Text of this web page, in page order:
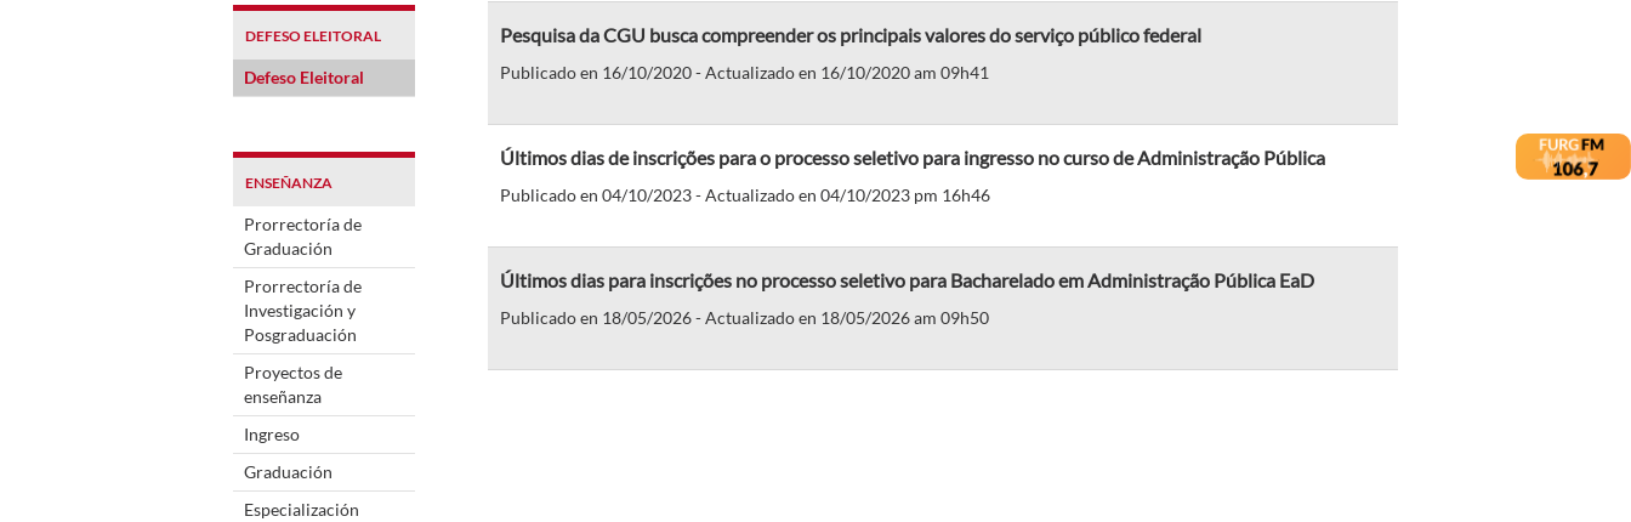
DEFESO ELEITORAL
Defeso Eleitoral
ENSEÑANZA
Prorrectoría de
Graduación
Prorrectoría de
Investigación y
Posgraduación
Proyectos de
enseñanza
Ingreso
Graduación
Especialización
Pesquisa da CGU busca compreender os principais valores do serviço público federal
Publicado en 16/10/2020 - Actualizado en 16/10/2020 am 09h41
Últimos dias de inscrições para o processo seletivo para ingresso no curso de Administração Pública
Publicado en 04/10/2023 - Actualizado en 04/10/2023 pm 16h46
Últimos dias para inscrições no processo seletivo para Bacharelado em Administração Pública EaD
Publicado en 18/05/2026 - Actualizado en 18/05/2026 am 09h50